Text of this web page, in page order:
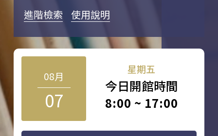
進階檢索 使用說明
08月
07
星期五
今日開館時間
8:00 ~ 17:00